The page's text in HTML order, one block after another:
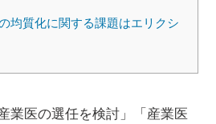
均質化に関する課題はエリクシ
業医の選任を検討」「産業医